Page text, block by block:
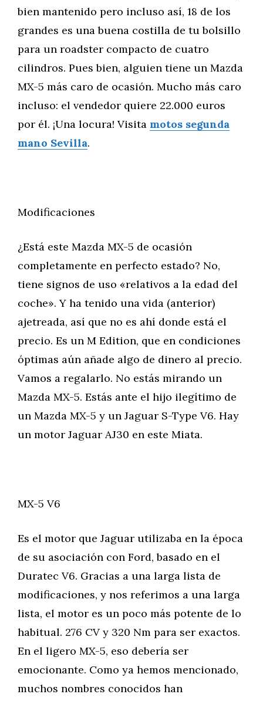
bien mantenido pero incluso así, 18 de los
grandes es una buena costilla de tu bolsillo
para un roadster compacto de cuatro
cilindros. Pues bien, alguien tiene un Mazda
MX-5 más caro de ocasión. Mucho más caro
incluso: el vendedor quiere 22.000 euros
por él. ¡Una locura! Visita motos segunda
mano Sevilla.
Modificaciones
¿Está este Mazda MX-5 de ocasión
completamente en perfecto estado? No,
tiene signos de uso «relativos a la edad del
coche». Y ha tenido una vida (anterior)
ajetreada, así que no es ahí donde está el
precio. Es un M Edition, que en condiciones
óptimas aún añade algo de dinero al precio.
Vamos a regalarlo. No estás mirando un
Mazda MX-5. Estás ante el hijo ilegítimo de
un Mazda MX-5 y un Jaguar S-Type V6. Hay
un motor Jaguar AJ30 en este Miata.
MX-5 V6
Es el motor que Jaguar utilizaba en la época
de su asociación con Ford, basado en el
Duratec V6. Gracias a una larga lista de
modificaciones, y nos referimos a una larga
lista, el motor es un poco más potente de lo
habitual. 276 CV y 320 Nm para ser exactos.
En el ligero MX-5, eso debería ser
emocionante. Como ya hemos mencionado,
muchos nombres conocidos han